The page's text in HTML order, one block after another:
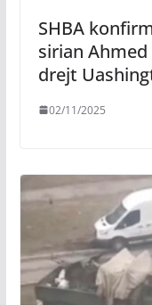
SHBA
sirian
drejt
02/11/2025